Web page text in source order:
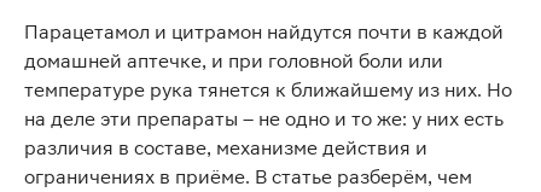
Парацетамол и цитрамон найдутся почти в каждой
домашней аптечке, и при головной боли или
температуре рука тянется к ближайшему из них. Но
на деле эти препараты – не одно и то же: у них есть
различия в составе, механизме действия и
ограничениях в приёме. В статье разберём, чем